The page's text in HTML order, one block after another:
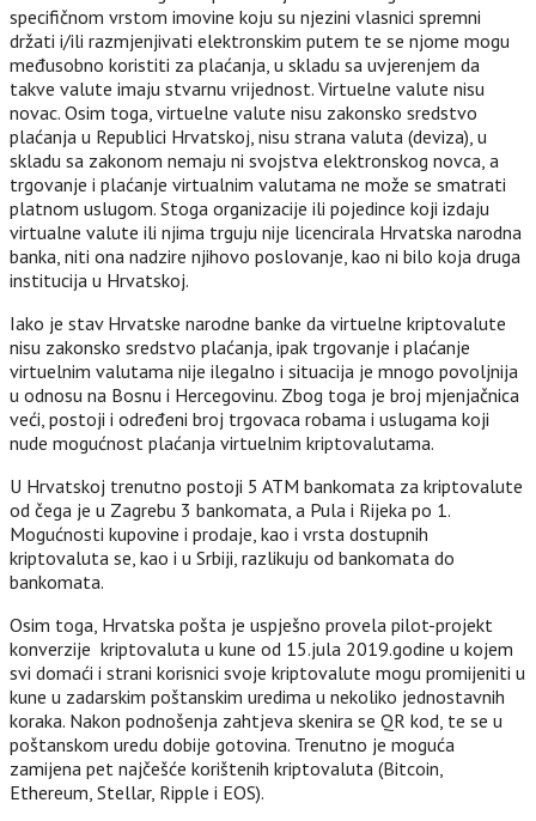
specifičnom vrstom imovine koju su njezini vlasnici spremni
držati i/ili razmjenjivati elektronskim putem te se njome mogu
međusobno koristiti za plaćanja, u skladu sa uvjerenjem da
takve valute imaju stvarnu vrijednost. Virtuelne valute nisu
novac. Osim toga, virtuelne valute nisu zakonsko sredstvo
plaćanja u Republici Hrvatskoj, nisu strana valuta (deviza), u
skladu sa zakonom nemaju ni svojstva elektronskog novca, a
trgovanje i plaćanje virtualnim valutama ne može se smatrati
platnom uslugom. Stoga organizacije ili pojedince koji izdaju
virtualne valute ili njima trguju nije licencirala Hrvatska narodna
banka, niti ona nadzire njihovo poslovanje, kao ni bilo koja druga
institucija u Hrvatskoj.
Iako je stav Hrvatske narodne banke da virtuelne kriptovalute
nisu zakonsko sredstvo plaćanja, ipak trgovanje i plaćanje
virtuelnim valutama nije ilegalno i situacija je mnogo povoljnija
u odnosu na Bosnu i Hercegovinu. Zbog toga je broj mjenjačnica
veći, postoji i određeni broj trgovaca robama i uslugama koji
nude mogućnost plaćanja virtuelnim kriptovalutama.
U Hrvatskoj trenutno postoji 5 ATM bankomata za kriptovalute
od čega je u Zagrebu 3 bankomata, a Pula i Rijeka po 1.
Mogućnosti kupovine i prodaje, kao i vrsta dostupnih
kriptovaluta se, kao i u Srbiji, razlikuju od bankomata do
bankomata.
Osim toga, Hrvatska pošta je uspješno provela pilot-projekt
konverzije kriptovaluta u kune od 15.jula 2019.godine u kojem
svi domaći i strani korisnici svoje kriptovalute mogu promijeniti u
kune u zadarskim poštanskim uredima u nekoliko jednostavnih
koraka. Nakon podnošenja zahtjeva skenira se QR kod, te se u
poštanskom uredu dobije gotovina. Trenutno je moguća
zamijena pet najčešće korištenih kriptovaluta (Bitcoin,
Ethereum, Stellar, Ripple i EOS).